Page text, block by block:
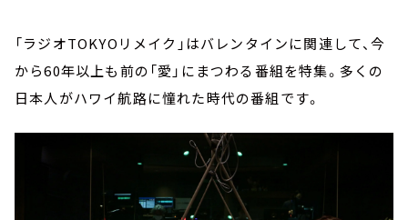
「ラジオTOKYOリメイク」はバレンタインに関連して、今
から60年以上も前の「愛」にまつわる番組を特集。多くの
日本人がハワイ航路に憧れた時代の番組です。